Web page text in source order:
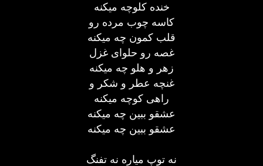
خنده کلوچه میکنه
کاسه چوب مرده رو
قلب کمون چه میکنه
غصه رو حلوای غزل
زهر و هلو چه میکنه
غنچه عطر و شکر و
راهی کوچه میکنه
عشقو ببین چه میکنه
عشقو ببین چه میکنه
نه توپ میاره نه تفنگ